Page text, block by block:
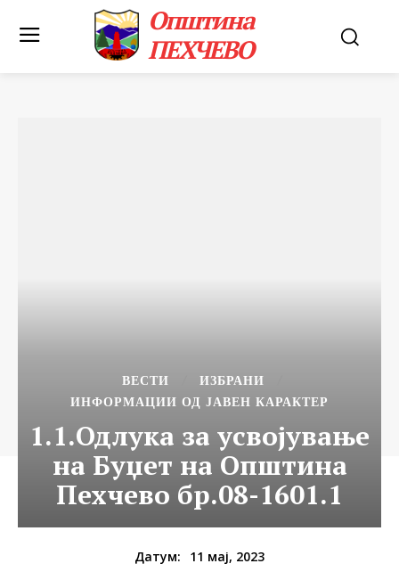
Општина
ПЕХЧЕВО
ВЕСТИ
ИЗБРАНИ
ИНФОРМАЦИИ ОД ЈАВЕН КАРАКТЕР
1.1.Одлука за усвојување
на Буџет на Општина
Пехчево бр.08-1601.1
Датум: 11 мај, 2023